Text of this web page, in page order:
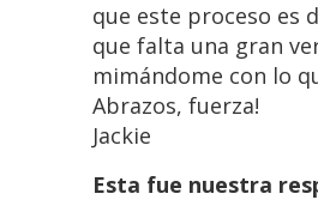
que este proceso es
que falta una gran
mimándome con lo
Abrazos, fuerza!
Jackie
Esta fue nuestra